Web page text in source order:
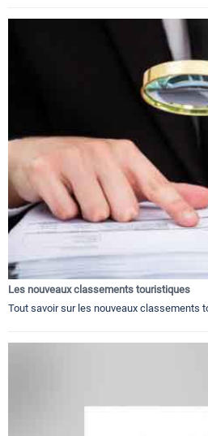
Les nouveaux classements touristiques
Tout savoir sur les nouveaux classements